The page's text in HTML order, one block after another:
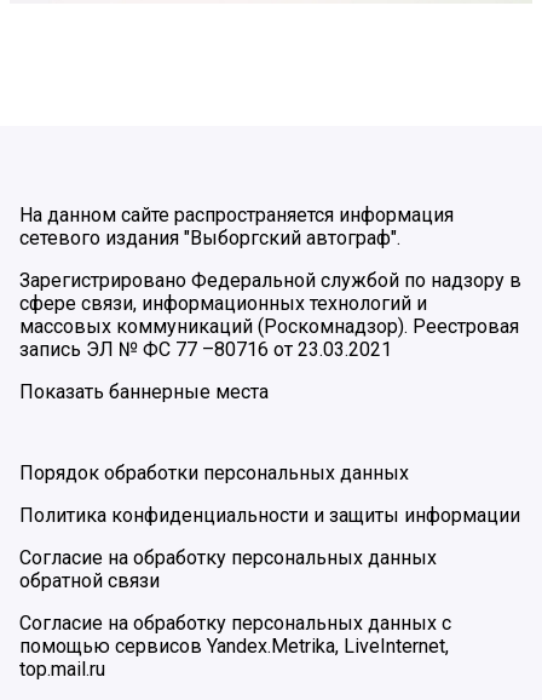
На данном сайте распространяется информация
сетевого издания "Выборгский автограф".
Зарегистрировано Федеральной службой по надзору в
сфере связи, информационных технологий и
массовых коммуникаций (Роскомнадзор). Реестровая
запись ЭЛ № ФС 77 –80716 от 23.03.2021
Показать баннерные места
Порядок обработки персональных данных
Политика конфиденциальности и защиты информации
Согласие на обработку персональных данных
обратной связи
Согласие на обработку персональных данных с
помощью сервисов Yandex.Metrika, LiveInternet,
top.mail.ru